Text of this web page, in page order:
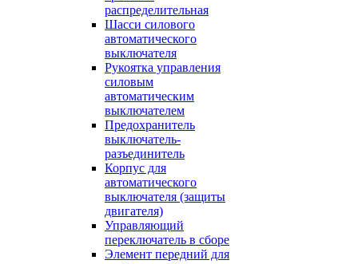
распределительная
Шасси силового
автоматического
выключателя
Рукоятка управления
силовым
автоматическим
выключателем
Предохранитель
выключатель-
разъединитель
Корпус для
автоматического
выключателя (защиты
двигателя)
Управляющий
переключатель в сборе
Элемент передний для